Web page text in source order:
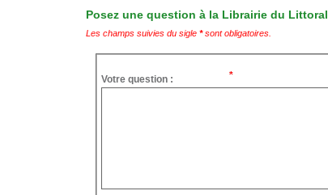
Posez une question à la Librairie du Littoral
Les champs suivies du sigle *sont obligatoires.
Votre question :